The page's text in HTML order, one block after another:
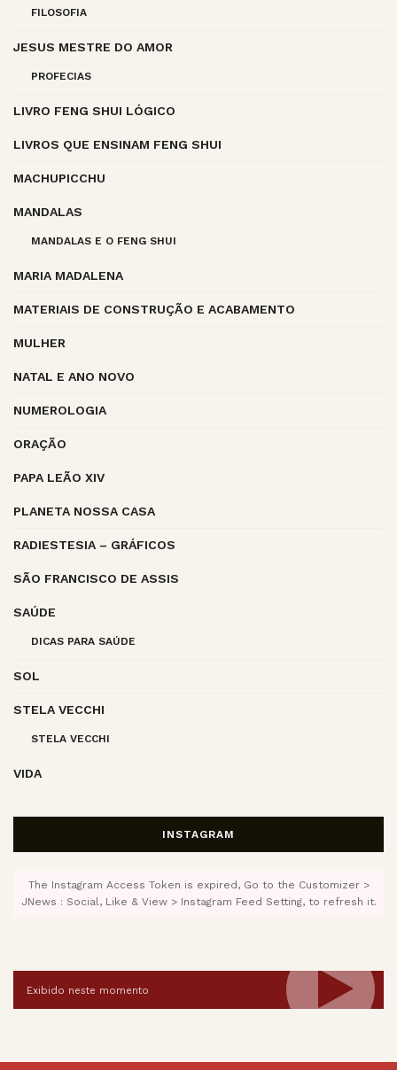
FILOSOFIA
JESUS MESTRE DO AMOR
PROFECIAS
LIVRO FENG SHUI LÓGICO
LIVROS QUE ENSINAM FENG SHUI
MACHUPICCHU
MANDALAS
MANDALAS E O FENG SHUI
MARIA MADALENA
MATERIAIS DE CONSTRUÇÃO E ACABAMENTO
MULHER
NATAL E ANO NOVO
NUMEROLOGIA
ORAÇÃO
PAPA LEÃO XIV
PLANETA NOSSA CASA
RADIESTESIA – GRÁFICOS
SÃO FRANCISCO DE ASSIS
SAÚDE
DICAS PARA SAÚDE
SOL
STELA VECCHI
STELA VECCHI
VIDA
INSTAGRAM
The Instagram Access Token is expired, Go to the Customizer >
JNews : Social, Like & View > Instagram Feed Setting, to refresh it.
Exibido neste momento